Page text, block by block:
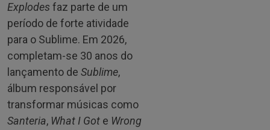
Explodes faz parte de um
período de forte atividade
para o Sublime. Em 2026,
completam-se 30 anos do
lançamento de Sublime,
álbum responsável por
transformar músicas como
Santeria, What I Got e Wrong